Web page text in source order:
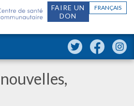
FRANÇAIS
FAIRE UN
DON